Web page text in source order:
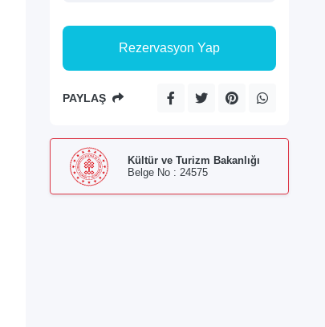
Rezervasyon Yap
PAYLAŞ
Kültür ve Turizm Bakanlığı
Belge No : 24575